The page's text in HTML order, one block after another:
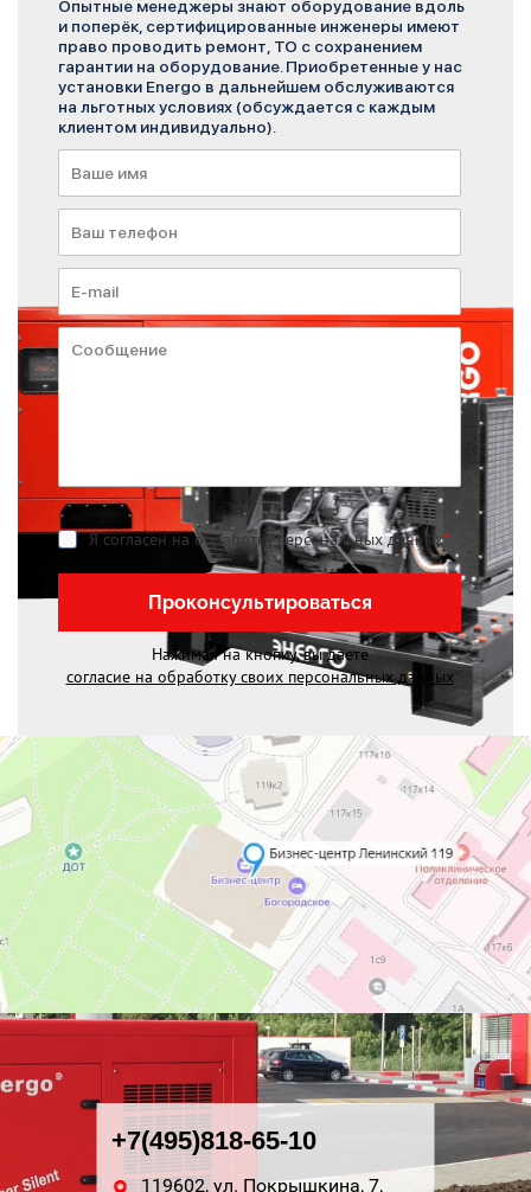
Опытные менеджеры знают оборудование вдоль
и поперёк, сертифицированные инженеры имеют
право проводить ремонт, ТО с сохранением
гарантии на оборудование. Приобретенные у нас
установки Energo в дальнейшем обслуживаются
на льготных условиях (обсуждается с каждым
клиентом индивидуально).
Я согласен на обработку персональных данных*
Проконсультироваться
Нажимая на кнопку, вы даете
согласие на обработку своих персональных данных
+7(495)818-65-10
119602, ул. Покрышкина, 7,